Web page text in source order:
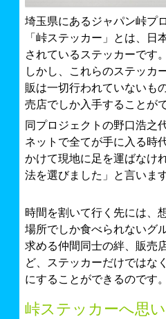
埼玉県にあるジャパン峠プ
「峠ステッカー」とは、日
されているステッカーです。
しかし、これらのステッカ
販は一切行われていないも
売店でしか入手することが
同プロジェクトの野口浩之
ネットで全てが手に入る時
かけて現地に足を運ばなけ
法を選びました」と言います
時間を割いて行く先には、
場所でしか食べられないグ
求める仲間同士の絆、販売
ど、ステッカーだけではな
にすることができるのです。
峠ステッカーへ思